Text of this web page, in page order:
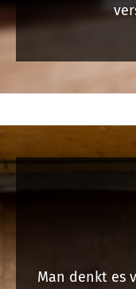
Man denkt es